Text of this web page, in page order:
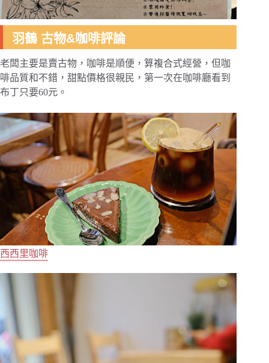
羽鶴 古物&咖啡評論
老闆主要是賣古物，咖啡是順便，算複合式經營，但咖
啡品質和不錯，甜點價格很親民，第一次在咖啡廳看到
布丁只要60元。
西西里咖啡